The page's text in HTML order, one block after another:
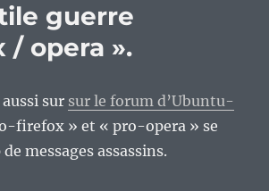
guerre
/ opera ».
sur sur le forum d’Ubuntu-
firefox » et « pro-opera » se
messages assassins.